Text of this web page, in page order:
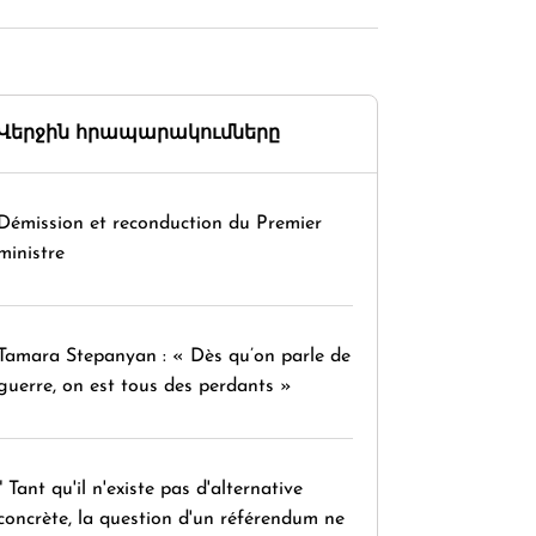
հրապարակումները
et reconduction du Premier
Stepanyan : « Dès qu’on parle de
on est tous des perdants »
Tant qu'il n'existe pas d'alternative
la question d'un référendum ne